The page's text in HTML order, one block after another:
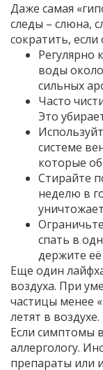
Даже самая
следы – слюна,
сократить,
Регулярно
воды
сильных
Часто
Это
системе
которые
Стирайте
неделю в
спать в
держите
Еще один
воздуха. При
частицы менее
летят в воздухе.
Если симптомы
аллергологу.
препараты или